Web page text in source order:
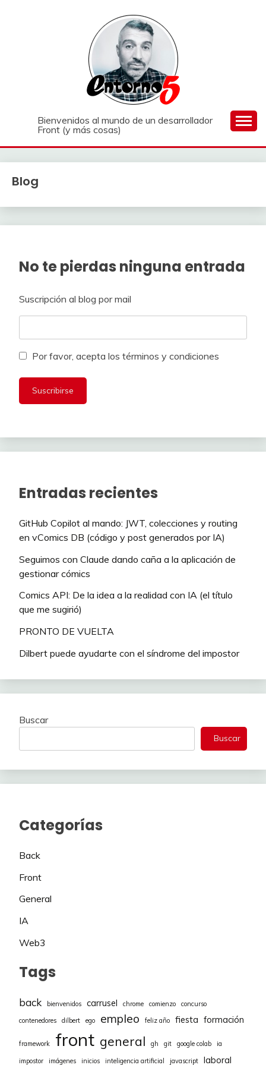
Bienvenidos al mundo de un desarrollador
Front (y más cosas)
Blog
No te pierdas ninguna entrada
Suscripción al blog por mail
Por favor, acepta los términos y condiciones
Entradas recientes
GitHub Copilot al mando: JWT, colecciones y routing
en vComics DB (código y post generados por IA)
Seguimos con Claude dando caña a la aplicación de
gestionar cómics
Comics API: De la idea a la realidad con IA (el título
que me sugirió)
PRONTO DE VUELTA
Dilbert puede ayudarte con el síndrome del impostor
Buscar
Buscar
Categorías
Back
Front
General
IA
Web3
Tags
back bienvenidos carrusel chrome comienzo
concurso
contenedores
dilbert ego empleo feliz año fiesta formación
framework front general gh git google colab ia
impostor imágenes inicios inteligencia artificial javascript laboral